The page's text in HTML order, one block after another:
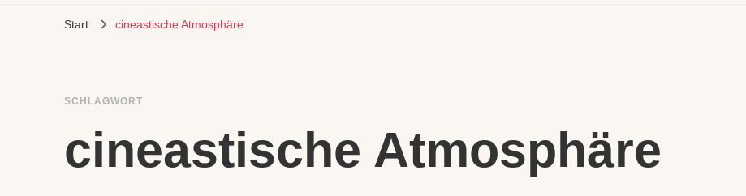
Start cineastische Atmosphäre
SCHLAGWORT
cineastische Atmosphäre